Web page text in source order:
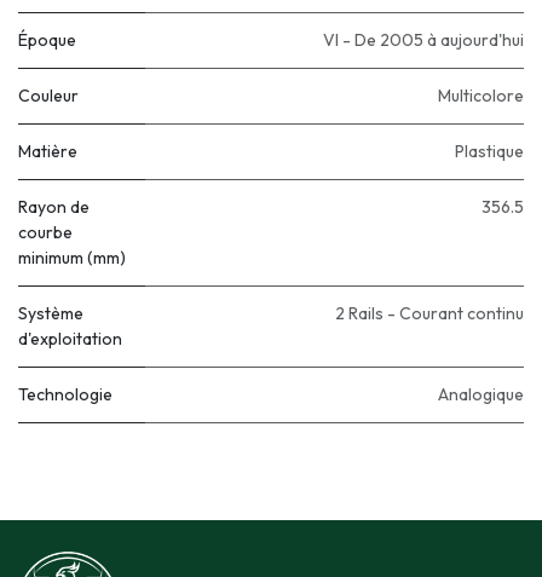
Époque VI - De 2005 à aujourd'hui
Couleur Multicolore
Matière Plastique
Rayon de
courbe
minimum (mm)
356.5
Système
d'exploitation
2 Rails - Courant continu
Technologie Analogique